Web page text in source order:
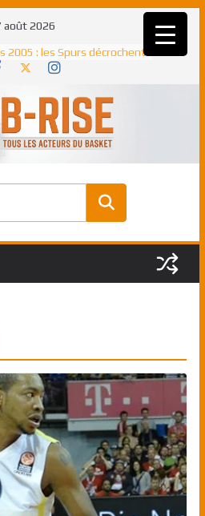
août 2026
2005 : les Spurs décrochent
titre NBA, la rude bataille
2021 : les Bucks et Giannis
triomphent, le Greek
Alexander : son premier
de 40 points en NBA, le
dans l’histoire en 2002 :
sacré Rookie de
deuxième Français élu